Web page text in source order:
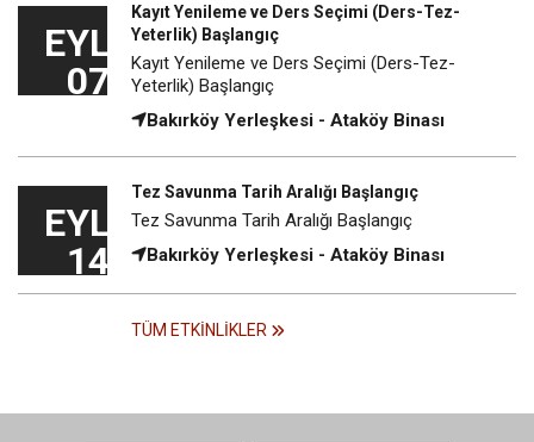
EYL
07
Kayıt Yenileme ve Ders Seçimi (Ders-Tez-
Yeterlik) Başlangıç
Kayıt Yenileme ve Ders Seçimi (Ders-Tez-
Yeterlik) Başlangıç
Bakırköy Yerleşkesi - Ataköy Binası
EYL
14
Tez Savunma Tarih Aralığı Başlangıç
Tez Savunma Tarih Aralığı Başlangıç
Bakırköy Yerleşkesi - Ataköy Binası
TÜM ETKINLIKLER